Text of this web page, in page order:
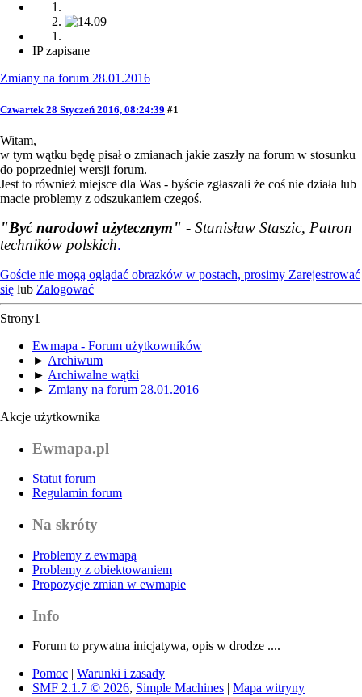
IP zapisane
Zmiany na forum 28.01.2016
Czwartek 28 Styczeń 2016, 08:24:39 #1
Witam,
w tym wątku będę pisał o zmianach jakie zaszły na forum w stosunku
do poprzedniej wersji forum.
Jest to również miejsce dla Was - byście zgłaszali że coś nie działa lub
macie problemy z odszukaniem czegoś.
"Być narodowi użytecznym" - Stanisław Staszic, Patron
techników polskich.
Goście nie mogą oglądać obrazków w postach, prosimy Zarejestrować
się lub Zalogować
Strony1
Ewmapa - Forum użytkowników
► Archiwum
► Archiwalne wątki
► Zmiany na forum 28.01.2016
Akcje użytkownika
Ewmapa.pl
Statut forum
Regulamin forum
Na skróty
Problemy z ewmapą
Problemy z obiektowaniem
Propozycje zmian w ewmapie
Info
Forum to prywatna inicjatywa, opis w drodze ....
Pomoc | Warunki i zasady
SMF 2.1.7 © 2026, Simple Machines | Mapa witryny |